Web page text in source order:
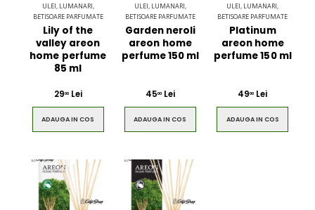
ULEI, LUMANARI,
BETISOARE PARFUMATE
Lily of the
valley areon
home perfume
85 ml
2900Lei
ADAUGA IN COS
ULEI, LUMANARI,
BETISOARE PARFUMATE
Garden neroli
areon home
perfume 150 ml
4500Lei
ADAUGA IN COS
ULEI, LUMANARI,
BETISOARE PARFUMATE
Platinum
areon home
perfume 150 ml
4900 Lei
ADAUGA IN COS